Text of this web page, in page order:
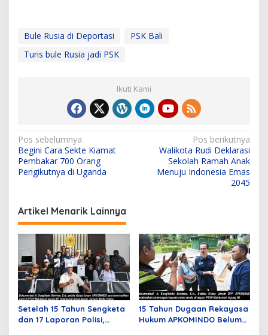
Bule Rusia di Deportasi
PSK Bali
Turis bule Rusia jadi PSK
Ikuti Kami
N
a
v
g
a
s
i
p
o
s
Pos sebelumnya
Begini Cara Sekte Kiamat
Pembakar 700 Orang
Pengikutnya di Uganda
Pos berikutnya
Walikota Rudi Deklarasi
Sekolah Ramah Anak
Menuju Indonesia Emas
2045
Artikel Menarik Lainnya
Setelah 15 Tahun Sengketa
dan 17 Laporan Polisi,
15 Tahun Dugaan Rekayasa
Hukum APKOMINDO Belum